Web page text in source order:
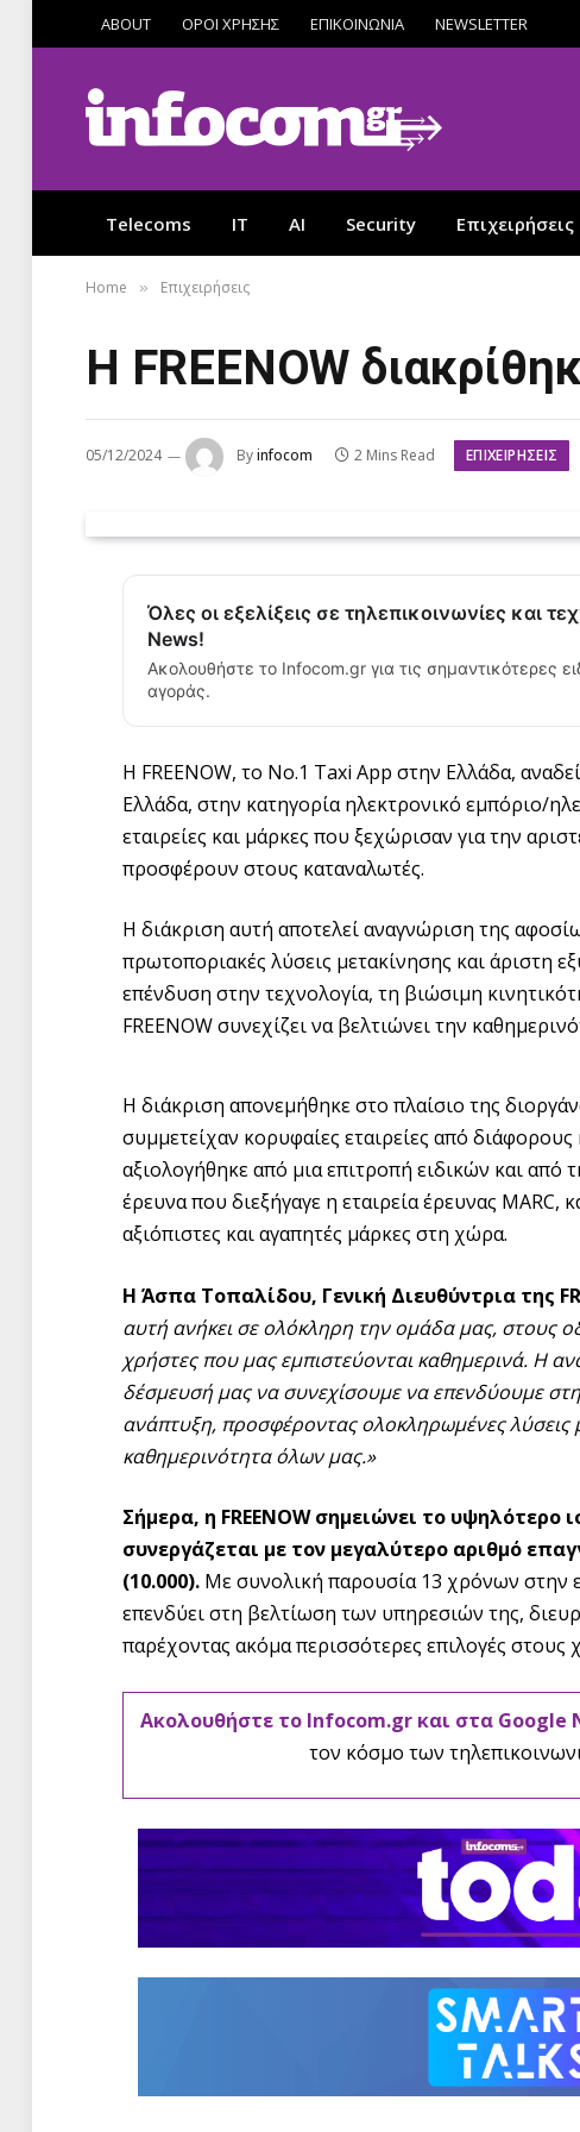
ABOUT ΟΡΟΙ ΧΡΗΣΗΣ ΕΠΙΚΟΙΝΩΝΙΑ NEWSLETTER
Telecoms IT AI Security Επιχειρήσεις
Home » Επιχειρήσεις
Η FREENOW
05/12/2024 Byinfocom 2 Mins Read ΕΠΙΧΕΙΡΉΣΕΙΣ
Όλες οι εξελίξεις σε τηλεπικοινωνίες και
News!
Ακολουθήστε το Infocom.gr για τις σημαντικότερες
αγοράς.
Η FREENOW, το Νο.1 Taxi App στην Ελλάδα,
Ελλάδα, στην κατηγορία ηλεκτρονικό εμπόριο/
εταιρείες και μάρκες που ξεχώρισαν για την
προσφέρουν στους καταναλωτές.
Η διάκριση αυτή αποτελεί αναγνώριση της
πρωτοποριακές λύσεις μετακίνησης και άριστη
επένδυση στην τεχνολογία, τη βιώσιμη
FREENOW συνεχίζει να βελτιώνει την
Η διάκριση απονεμήθηκε στο πλαίσιο της
συμμετείχαν κορυφαίες εταιρείες από
αξιολογήθηκε από μια επιτροπή ειδικών και
έρευνα που διεξήγαγε η εταιρεία έρευνας MARC,
αξιόπιστες και αγαπητές μάρκες στη χώρα.
Η Άσπα Τοπαλίδου, Γενική Διευθύντρια της
αυτή ανήκει σε ολόκληρη την ομάδα μας, στους
χρήστες που μας εμπιστεύονται καθημερινά. Η
δέσμευσή μας να συνεχίσουμε να επενδύουμε
ανάπτυξη, προσφέροντας ολοκληρωμένες
καθημερινότητα όλων μας.»
Σήμερα, η FREENOW σημειώνει το
συνεργάζεται με τον μεγαλύτερο αριθμό
(10.000). Με συνολική παρουσία 13 χρόνων στην
επενδύει στη βελτίωση των υπηρεσιών της,
παρέχοντας ακόμα περισσότερες επιλογές στους
Ακολουθήστε το Infocom.gr και στα Google
τον κόσμο των